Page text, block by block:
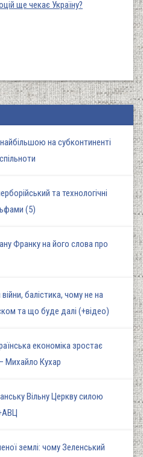
ще чекає Україну?
на субконтиненті
та технологічні
(5)
Франку на його слова про
балістика, чому не на
та що буде далі (+відео)
економіка зростає
Михайло Кухар
Вільну Церкву силою
землі: чому Зеленський